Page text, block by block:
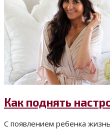
Как поднять
С появлением ребенка